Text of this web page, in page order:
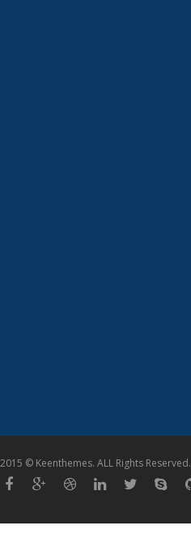
2015 © Keenthemes. ALL Rights Reserved.